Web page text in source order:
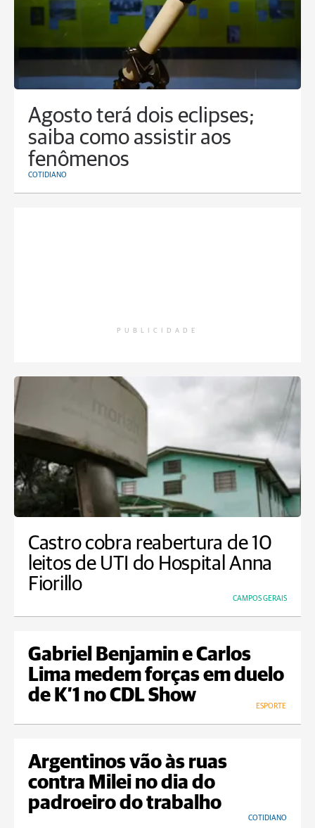
Agosto terá dois eclipses;
saiba como assistir aos
fenômenos
COTIDIANO
PUBLICIDADE
Castro cobra reabertura de 10
leitos de UTI do Hospital Anna
Fiorillo
CAMPOS GERAIS
Gabriel Benjamin e Carlos
Lima medem forças em duelo
de K’1 no CDL Show
ESPORTE
Argentinos vão às ruas
contra Milei no dia do
padroeiro do trabalho
COTIDIANO